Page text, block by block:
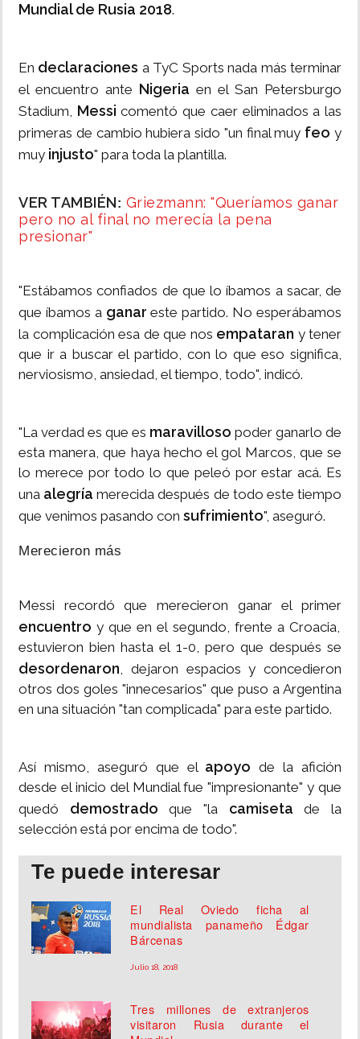
Mundial de Rusia 2018.
En declaraciones a TyC Sports nada más terminar
el encuentro ante Nigeria en el San Petersburgo
Stadium, Messicomentó que caer eliminados a las
primeras de cambio hubiera sido "un final muy feo y
muy injusto" para toda la plantilla.
VER TAMBIÉN: Griezmann: "Queríamos ganar
pero no al final no merecía la pena
presionar"
"Estábamos confiados de que lo íbamos a sacar, de
que íbamos a ganar este partido. No esperábamos
la complicación esa de que nos empataran y tener
que ir a buscar el partido, con lo que eso significa,
nerviosismo, ansiedad, el tiempo, todo", indicó.
"La verdad es que es maravilloso poder ganarlo de
esta manera, que haya hecho el gol Marcos, que se
lo merece por todo lo que peleó por estar acá. Es
una alegríamerecida después de todo este tiempo
que venimos pasando con sufrimiento", aseguró.
Merecieron más
Messi recordó que merecieron ganar el primer
encuentro y que en el segundo, frente a Croacia,
estuvieron bien hasta el 1-0, pero que después se
desordenaron, dejaron espacios y concedieron
otros dos goles "innecesarios" que puso a Argentina
en una situación "tan complicada" para este partido.
Así mismo, aseguró que el apoyode la afición
desde el inicio del Mundial fue "impresionante" y que
quedó demostrado que "la camiseta de la
selección está por encima de todo".
Te puede interesar
El Real Oviedo ficha al
mundialista panameño Édgar
Bárcenas
Julio 18, 2018
Tres millones de extranjeros
visitaron Rusia durante el